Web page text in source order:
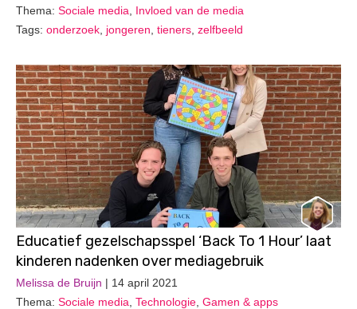
Thema: Sociale media, Invloed van de media
Tags: onderzoek, jongeren, tieners, zelfbeeld
Educatief gezelschapsspel ‘Back To 1 Hour’ laat
kinderen nadenken over mediagebruik
Melissa de Bruijn | 14 april 2021
Thema: Sociale media Technologie Gamen & apps